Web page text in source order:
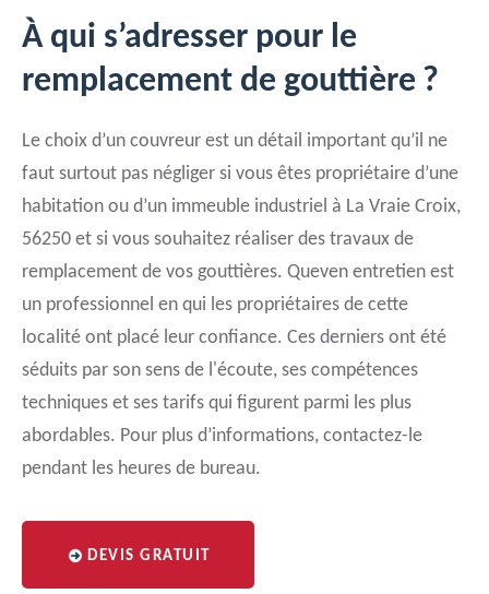
À qui s’adresser pour le
remplacement de gouttière ?
Le choix d’un couvreur est un détail important qu’il ne
faut surtout pas négliger si vous êtes propriétaire d’une
habitation ou d’un immeuble industriel à La Vraie Croix,
56250 et si vous souhaitez réaliser des travaux de
remplacement de vos gouttières. Queven entretien est
un professionnel en qui les propriétaires de cette
localité ont placé leur confiance. Ces derniers ont été
séduits par son sens de l'écoute, ses compétences
techniques et ses tarifs qui figurent parmi les plus
abordables. Pour plus d’informations, contactez-le
pendant les heures de bureau.
DEVIS GRATUIT